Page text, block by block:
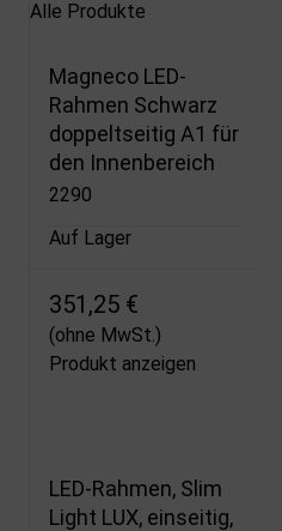
Alle Produkte
Magneco LED-
Rahmen Schwarz
doppeltseitig A1 für
den Innenbereich
2290
Auf Lager
351,25 €
(ohne MwSt.)
Produkt anzeigen
LED-Rahmen, Slim
Light LUX, einseitig,